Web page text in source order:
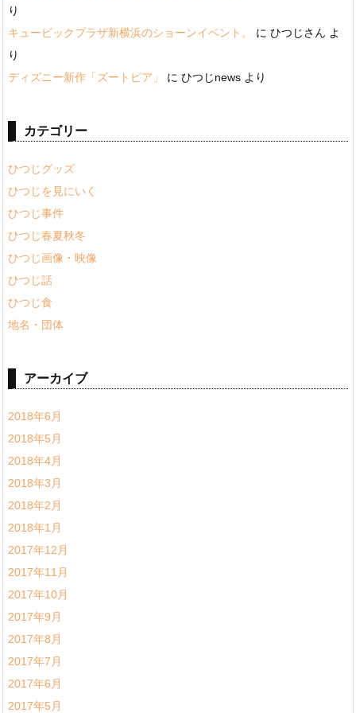
り
キュービックプラザ新横浜のショーンイベント。
に ひつじさん よ
り
ディズニー新作「ズートピア」
に ひつじnews より
カテゴリー
ひつじグッズ
ひつじを見にいく
ひつじ事件
ひつじ春夏秋冬
ひつじ画像・映像
ひつじ話
ひつじ食
地名・団体
アーカイブ
2018年6月
2018年5月
2018年4月
2018年3月
2018年2月
2018年1月
2017年12月
2017年11月
2017年10月
2017年9月
2017年8月
2017年7月
2017年6月
2017年5月